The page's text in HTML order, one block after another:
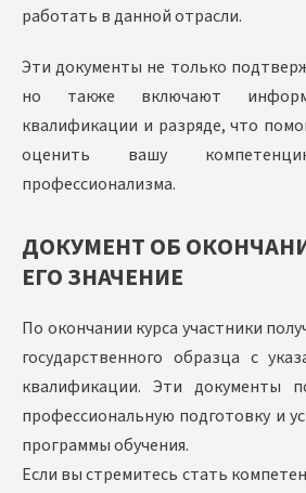
работать в данной отрасли.
Эти документы не только
но также включают
квалификации и разряде, что
оценить вашу
профессионализма.
ДОКУМЕНТ ОБ
ЕГО ЗНАЧЕНИЕ
По окончании курса участники
государственного образца с
квалификации. Эти документы
профессиональную подготовку и
программы обучения.
Если вы стремитесь стать